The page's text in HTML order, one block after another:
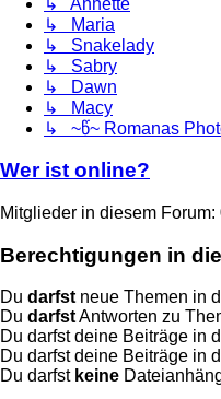
↳ Maria
↳ Snakelady
↳ Sabry
↳ Dawn
↳ Macy
↳ ~წ~ Romanas
Wer ist online?
Mitglieder in diesem
Berechtigungen in
Du darfstneue Themen in
Du darfstAntworten zu
Du darfst deine Beiträge in
Du darfst deine Beiträge in
Du darfst keine